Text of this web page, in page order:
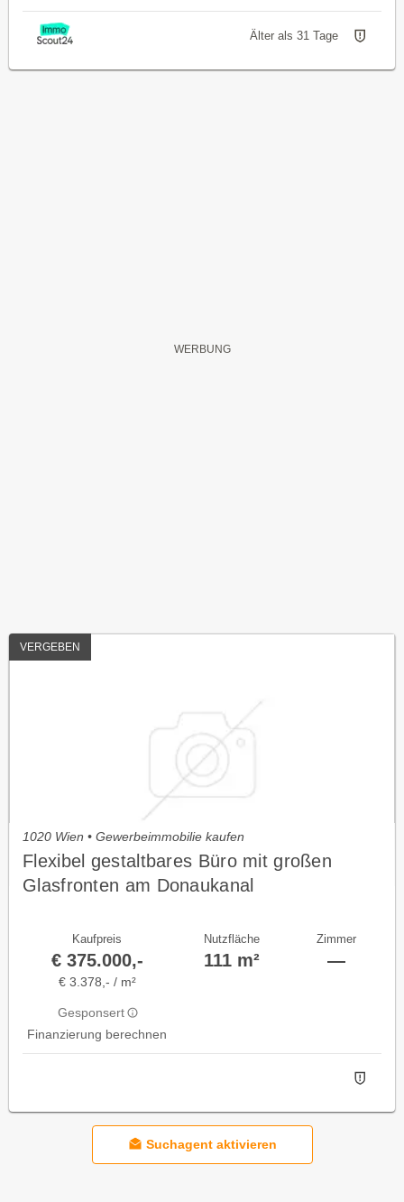
Älter als 31 Tage
VERGEBEN
1020 Wien • Gewerbeimmobilie kaufen
Flexibel gestaltbares Büro mit großen
Glasfronten am Donaukanal
Kaufpreis
€ 375.000,-
€ 3.378,- / m²
Gesponsert
Finanzierung berechnen
Nutzfläche
111 m²
Zimmer
—
Suchagent aktivieren